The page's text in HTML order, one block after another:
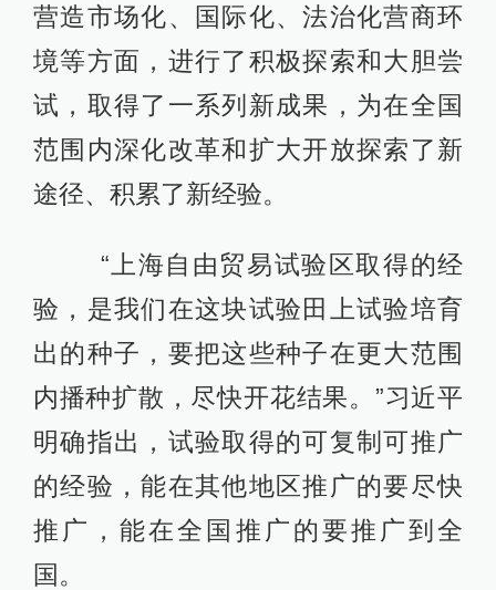
营造市场化、国际化、法治化营商环
境等方面，进行了积极探索和大胆尝
试，取得了一系列新成果，为在全国
范围内深化改革和扩大开放探索了新
途径、积累了新经验。
“上海自由贸易试验区取得的经
验，是我们在这块试验田上试验培育
出的种子，要把这些种子在更大范围
内播种扩散，尽快开花结果。”习近平
明确指出，试验取得的可复制可推广
的经验，能在其他地区推广的要尽快
推广，能在全国推广的要推广到全
国。